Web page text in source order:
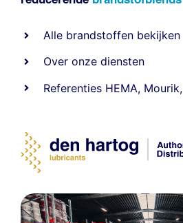
Alle brandstoffen bekijken
Over onze diensten
Referenties HEMA, Mourik,